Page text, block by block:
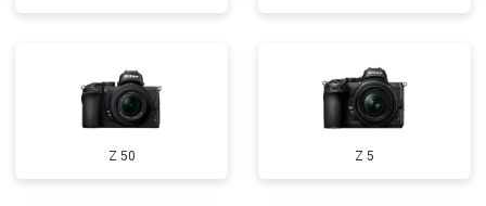
Z 50 Z 5